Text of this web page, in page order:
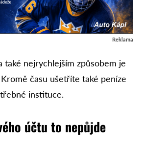
Reklama
také nejrychlejším způsobem je
času ušetříte také peníze
instituce.
účtu to nepůjde